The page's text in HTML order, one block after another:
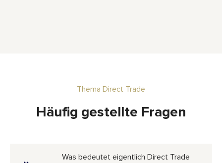
Thema Direct Trade
Häufig gestellte Fragen
Was bedeutet eigentlich Direct Trade